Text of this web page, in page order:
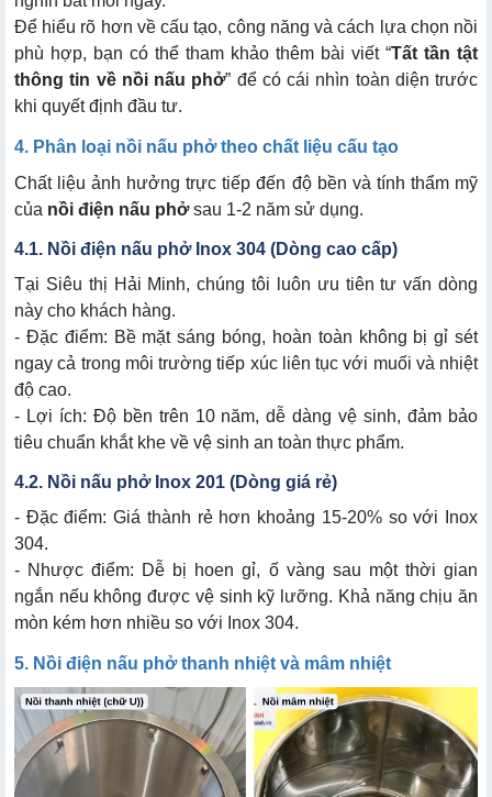
Để hiểu rõ hơn về cấu tạo, công năng và cách lựa chọn nồi
phù hợp, bạn có thể tham khảo thêm bài viết “Tất tần tật
thông tin về nồi nấu phở” để có cái nhìn toàn diện trước
khi quyết định đầu tư.
4. Phân loại nồi nấu phở theo chất liệu cấu tạo
Chất liệu ảnh hưởng trực tiếp đến độ bền và tính thẩm mỹ
của nồi điện nấu phởsau 1-2 năm sử dụng.
4.1. Nồi điện nấu phở Inox 304 (Dòng cao cấp)
Tại Siêu thị Hải Minh, chúng tôi luôn ưu tiên tư vấn dòng
này cho khách hàng.
- Đặc điểm: Bề mặt sáng bóng, hoàn toàn không bị gỉ sét
ngay cả trong môi trường tiếp xúc liên tục với muối và nhiệt
độ cao.
- Lợi ích: Độ bền trên 10 năm, dễ dàng vệ sinh, đảm bảo
tiêu chuẩn khắt khe về vệ sinh an toàn thực phẩm.
4.2. Nồi nấu phở Inox 201 (Dòng giá rẻ)
- Đặc điểm: Giá thành rẻ hơn khoảng 15-20% so với Inox
304.
- Nhược điểm: Dễ bị hoen gỉ, ố vàng sau một thời gian
ngắn nếu không được vệ sinh kỹ lưỡng. Khả năng chịu ăn
mòn kém hơn nhiều so với Inox 304.
5. Nồi điện nấu phở thanh nhiệt và mâm nhiệt